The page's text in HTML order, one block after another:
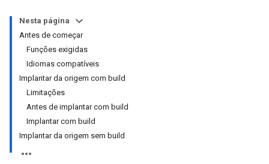
Nesta página
Antes de começar
Funções exigidas
Idiomas compatíveis
Implantar da origem com build
Limitações
Antes de implantar com build
Implantar com build
Implantar da origem sem build